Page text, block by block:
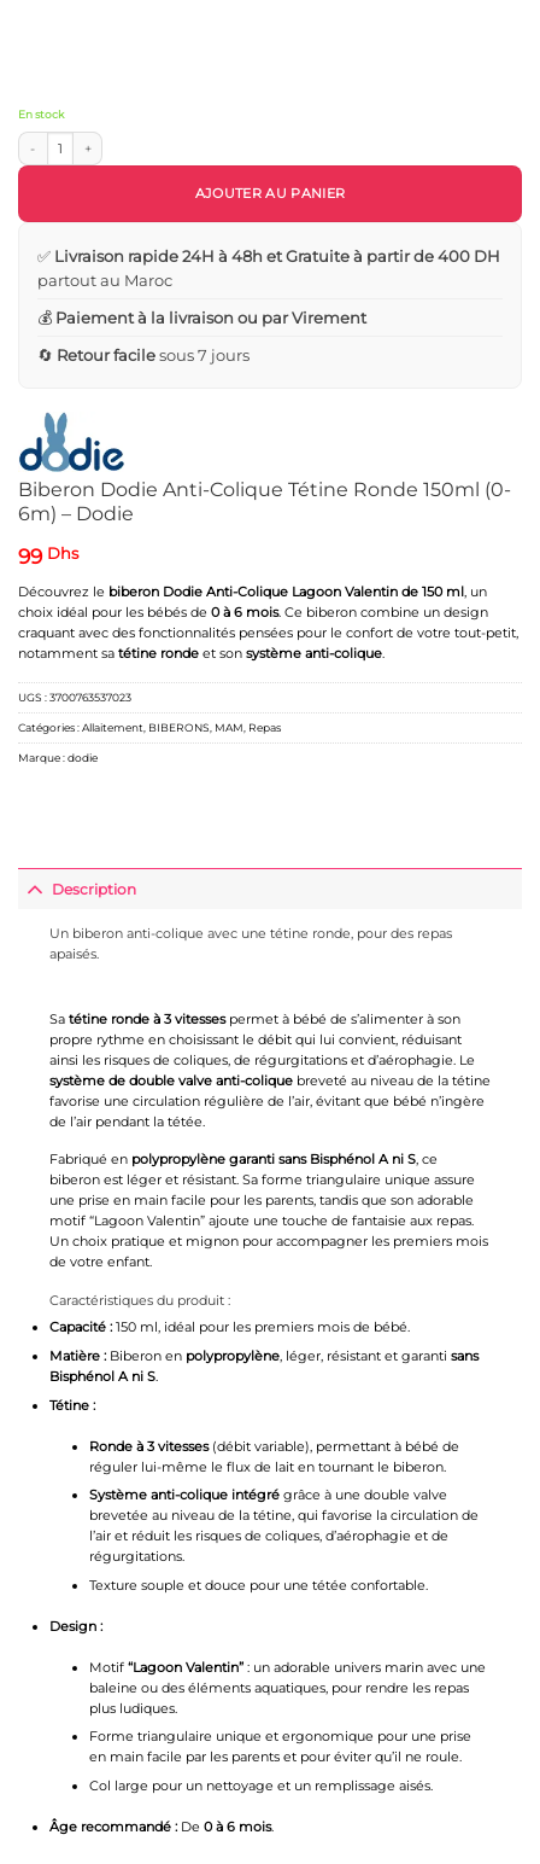
Biberon Dodie Anti-Colique Tétine Ronde 150ml (0-
6m) – Dodie
99 Dhs
Découvrez le biberon Dodie Anti-Colique Lagoon Valentin de 150 ml, un
choix idéal pour les bébés de 0 à 6 mois. Ce biberon combine un design
craquant avec des fonctionnalités pensées pour le confort de votre tout-petit,
notamment sa tétine ronde et son système anti-colique.
En stock
quantité de Biberon Dodie Anti-Colique Tétine Ronde 150ml (0-6m) - Dodie
AJOUTER AU PANIER
✅ Livraison rapide 24H à 48h et Gratuite à partir de 400 DH
partout au Maroc
💰 Paiement à la livraison ou par Virement
🔄 Retour facilesous 7 jours
UGS :3700763537023
Catégories :Allaitement BIBERONS MAM Repas
Marque :dodie
Description
Un biberon anti-colique avec une tétine ronde, pour des repas
apaisés.
Sa tétine ronde à 3 vitessespermet à bébé de s’alimenter à son
propre rythme en choisissant le débit qui lui convient, réduisant
ainsi les risques de coliques, de régurgitations et d’aérophagie. Le
système de double valve anti-coliquebreveté au niveau de la tétine
favorise une circulation régulière de l’air, évitant que bébé n’ingère
de l’air pendant la tétée.
Fabriqué en polypropylène garanti sans Bisphénol A ni S, ce
biberon est léger et résistant. Sa forme triangulaire unique assure
une prise en main facile pour les parents, tandis que son adorable
motif “Lagoon Valentin” ajoute une touche de fantaisie aux repas.
Un choix pratique et mignon pour accompagner les premiers mois
de votre enfant.
Caractéristiques du produit :
Capacité :150 ml, idéal pour les premiers mois de bébé.
Matière :Biberon en polypropylène, léger, résistant et garanti sans
Bisphénol A ni S.
Tétine :
Ronde à 3 vitesses(débit variable), permettant à bébé de
réguler lui-même le flux de lait en tournant le biberon.
Système anti-colique intégré grâce à une double valve
brevetée au niveau de la tétine, qui favorise la circulation de
l’air et réduit les risques de coliques, d’aérophagie et de
régurgitations.
Texture souple et douce pour une tétée confortable.
Design :
Motif“Lagoon Valentin” : un adorable univers marin avec une
baleine ou des éléments aquatiques, pour rendre les repas
plus ludiques.
Forme triangulaire unique et ergonomique pour une prise
en main facile par les parents et pour éviter qu’il ne roule.
Col large pour un nettoyage et un remplissage aisés.
Âge recommandé :De 0 à 6 mois.